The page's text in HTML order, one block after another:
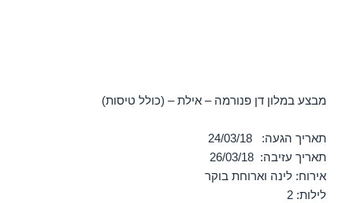
מבצע במלון דן פנורמה – אילת – (כולל טיסות)
תאריך הגעה: 24/03/18
תאריך עזיבה: 26/03/18
אירוח: לינה וארוחת בוקר
לילות: 2